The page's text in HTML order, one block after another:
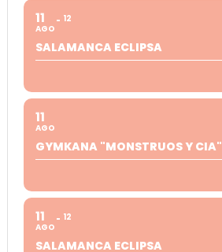
11
AGO
12
SALAMANCA ECLIPSA
11
AGO
GYMKANA "MONSTRUOS Y CIA"
11
AGO
12
SALAMANCA ECLIPSA